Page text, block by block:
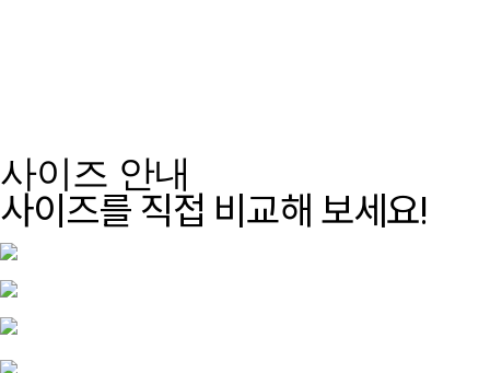
사이즈 안내
사이즈를 직접 비교해 보세요!